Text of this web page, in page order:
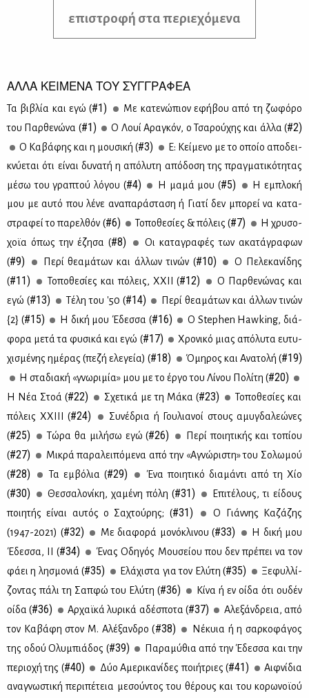
επιστροφή στα περιεχόμενα
ΑΛΛΑ ΚΕΙΜΕΝΑ ΤΟΥ ΣΥΓΓΡΑΦΕΑ
Τα βι­βλία και εγώ (#1)
Με κα­τε­νώ­πιον εφή­βου από τη ζω­φό­ρο
του Παρ­θε­νώ­να (#1) Ο Λουί Αρα­γκόν, ο Τσα­ρού­χης και άλ­λα (#2)
Ο Κα­βά­φης και η μου­σι­κή (#3)
Ε: Κεί­με­νο με το οποίο απο­δει­
κνύ­ε­ται ότι εί­ναι δυ­να­τή η από­λυ­τη από­δο­ση της πραγ­μα­τι­κό­τη­τας
μέ­σω του γρα­πτού λό­γου (#4) Η μα­μά μου (#5)
Η εμπλο­κή
μου με αυ­τό που λέ­νε ανα­πα­ρά­στα­ση ή Για­τί δεν μπο­ρεί να κα­τα­
στρα­φεί το πα­ρελ­θόν (#6) Το­πο­θε­σί­ες & πό­λεις (#7)
Η χρυ­σο­
χοϊα όπως την έζη­σα (#8)
Οι κα­τα­γρα­φές των ακα­τά­γρα­φων
(#9) Πε­ρί θε­α­μά­των και άλ­λων τι­νών (#10)
Ο Πε­λε­κα­νί­δης
(#11) Το­πο­θε­σί­ες και πό­λεις, ΧΧΙΙ (#12)
Ο Παρ­θε­νώ­νας και
εγώ (#13) Τέ­λη του '50 (#14)
Πε­ρί θε­α­μά­των και άλ­λων τι­νών
{2} (#15) Η δι­κή μου Έδεσ­σα (#16)
Ο Stephen Hawking, διά­
φο­ρα με­τά τα φυ­σι­κά και εγώ (#17)
Χρο­νι­κό μιας από­λυ­τα ευ­τυ­
χι­σμέ­νης ημέ­ρας (πε­ζή ελε­γεία) (#18) Όμη­ρος και Ανα­το­λή (#19)
Η στα­δια­κή «γνω­ρι­μία» μου με το έρ­γο του Λί­νου Πο­λί­τη (#20)
Η Νέα Στοά (#22) Σχε­τι­κά με τη Μά­κα (#23)
Το­πο­θε­σί­ες και
πό­λεις ΧΧΙ­ΙΙ (#24)
Συ­νέ­δρια ή Γου­λια­νοί στους αμυ­γδα­λε­ώ­νες
(#25) Τώ­ρα θα μι­λή­σω εγώ (#26)
Πε­ρί ποι­η­τι­κής και το­πί­ου
(#27)
Μι­κρά πα­ρα­λει­πό­με­να από την «Αγνώ­ρι­στη» του Σο­λω­μού
(#28) Τα εμ­βό­λια (#29)
Ένα ποι­η­τι­κό δια­μά­ντι από τη Χίο
(#30) Θεσ­σα­λο­νί­κη, χα­μέ­νη πό­λη (#31)
Επι­τέ­λους, τι εί­δους
ποι­η­τής εί­ναι αυ­τός ο Σα­χτού­ρης; (#31)
Ο Γιάν­νης Κα­ζά­ζης
(1947-2021) (#32) Με δια­φο­ρά μο­νό­κλι­νου (#33)
Η δι­κή μου
Έδεσ­σα, ΙΙ (#34)
Ένας Οδη­γός Μου­σεί­ου που δεν πρέ­πει να τον
φά­ει η λη­σμο­νιά (#35) Ελά­χι­στα για τον Ελύ­τη (#35)
Ξε­φυλ­λί­
ζο­ντας πά­λι τη Σαπ­φώ του Ελύ­τη (#36)
Κί­να ή εν οί­δα ότι ου­δέν
οί­δα (#36) Αρ­χαϊ­κά λυ­ρι­κά αδέ­σπο­τα (#37)
Αλε­ξάν­δρεια, από
τον Κα­βά­φη στον Μ. Αλέ­ξαν­δρο (#38)
Νέ­κυια ή η σαρ­κο­φά­γος
της οδού Ολυ­μπιά­δος (#39)
Πα­ρα­μύ­θια από την Έδεσ­σα και την
πε­ριο­χή της (#40) Δύο Αμε­ρι­κα­νί­δες ποι­ή­τριες (#41)
Αιφ­νί­δια
ανα­γνω­στι­κή πε­ρι­πέ­τεια με­σού­ντος του θέ­ρους και του κο­ρω­νοϊ­ού